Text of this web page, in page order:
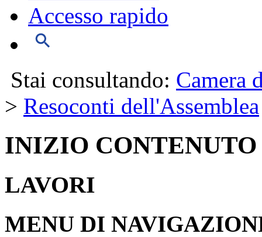
Accesso rapido
Stai consultando: Camera
> Resoconti dell'Assemblea
INIZIO CONTENUTO
LAVORI
MENU DI